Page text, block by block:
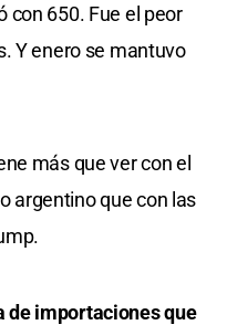
con 650. Fue el peor
Y enero se mantuvo
más que ver con el
argentino que con las
de importaciones que